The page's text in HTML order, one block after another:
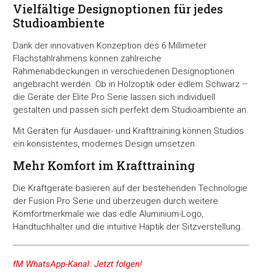
Vielfältige Designoptionen für jedes
Studioambiente
Dank der innovativen Konzeption des 6 Millimeter
Flachstahlrahmens können zahlreiche
Rahmenabdeckungen in verschiedenen Designoptionen
angebracht werden. Ob in Holzoptik oder edlem Schwarz –
die Geräte der Elite Pro Serie lassen sich individuell
gestalten und passen sich perfekt dem Studioambiente an.
Mit Geräten für Ausdauer- und Krafttraining können Studios
ein konsistentes, modernes Design umsetzen.
Mehr Komfort im Krafttraining
Die Kraftgeräte basieren auf der bestehenden Technologie
der Fusion Pro Serie und überzeugen durch weitere
Komfortmerkmale wie das edle Aluminium-Logo,
Handtuchhalter und die intuitive Haptik der Sitzverstellung.
fM WhatsApp-Kanal: Jetzt folgen!